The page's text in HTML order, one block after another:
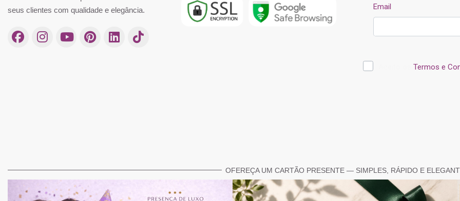
seus clientes com qualidade e elegância.
OFEREÇA UM CARTÃO PRESENTE — SIMPLES, RÁPIDO E